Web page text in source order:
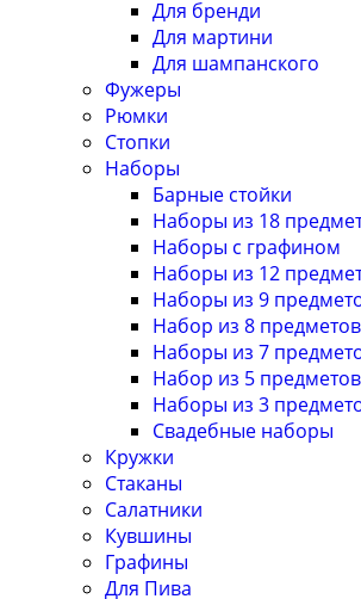
Для бренди
Для мартини
Для шампанского
Фужеры
Рюмки
Стопки
Наборы
Барные стойки
Наборы из 18
Наборы с графином
Наборы из 12
Наборы из 9
Набор из 8 предметов
Наборы из 7
Набор из 5 предметов
Наборы из 3
Свадебные наборы
Кружки
Стаканы
Салатники
Кувшины
Графины
Для Пива